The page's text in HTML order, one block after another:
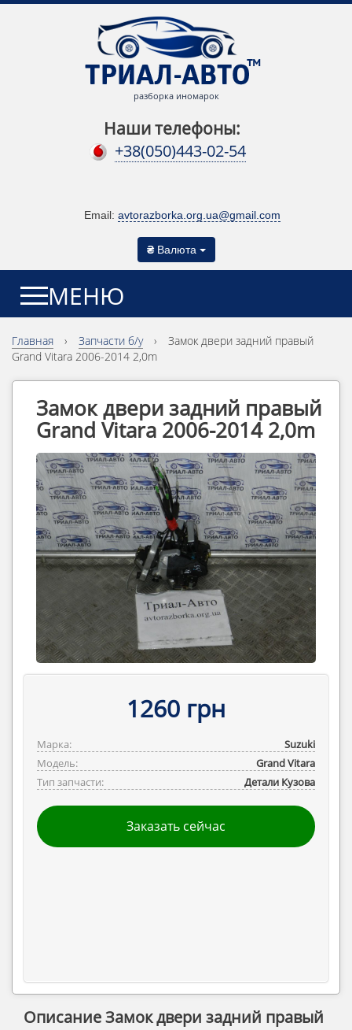
разборка иномарок
Наши телефоны:
+38(050)443-02-54
Email: avtorazborka.org.ua@gmail.com
₴ Валюта
МЕНЮ
Главная › Запчасти б/у ›
Замок двери задний правый
Grand Vitara 2006-2014 2,0m
Замок двери задний правый
Grand Vitara 2006-2014 2,0m
1260 грн
Марка:
Suzuki
Модель:
Grand Vitara
Тип запчасти:
Детали Кузова
Заказать сейчас
Описание Замок двери задний правый